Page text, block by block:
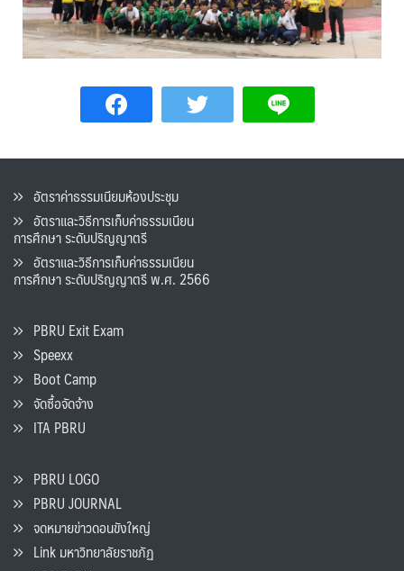
อัตราค่าธรรมเนียมห้องประชุม
อัตราและวิธีการเก็บค่าธรรมเนียน
การศึกษา ระดับปริญญาตรี
อัตราและวิธีการเก็บค่าธรรมเนียน
การศึกษา ระดับปริญญาตรี พ.ศ. 2566
PBRU Exit Exam
Speexx
Boot Camp
จัดซื้อจัดจ้าง
ITA PBRU
PBRU LOGO
PBRU JOURNAL
จดหมายข่าวดอนขังใหญ่
Link มหาวิทยาลัยราชภัฏ